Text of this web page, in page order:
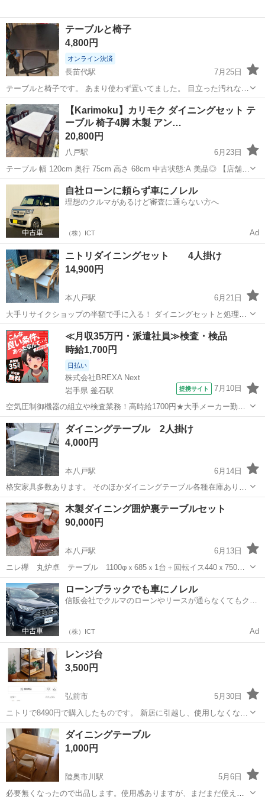
テーブルと椅子
4,800円
オンライン決済
長苗代駅
7月25日
テーブルと椅子です。 あまり使わず置いてました。 目立った汚れなど
はありません。 引き取りに来てくれる方に売ります。 何かあればコメ
ント下さい。お気軽に
青森 八戸市 ダイニングセット ありません
【Karimoku】カリモク ダイニングセット テ
ーブル 椅子4脚 木製 アン…
20,800円
八戸駅
6月23日
テーブル 幅 120cm 奥行 75cm 高さ 68cm 中古状態:A 美品◎ 【店舗引
渡の場合】 住所:〒039-1105 八戸市八幡五日町31-1 営業時間:9時〜17
時 定休日:水曜日・その他不定休もあり ※商品...
青森 八戸市 八戸駅 ダイニングセット
自社ローンに頼らず車にノレル
理想のクルマがあるけど審査に通らない方へ
（株）ICT Ad
ニトリダイニングセット 4人掛け
14,900円
本八戸駅
6月21日
大手リサイクショップの半額で手に入る！ ダイニングセットと処理代
金青森 八戸市 本八戸駅 ダイニングセット 大手
≪月収35万円・派遣社員≫検査・検品
時給1,700円
日払い
株式会社BREXA Next
岩手県 釜石駅
提携サイト 7月10日
空気圧制御機器の組立や検査業務！高時給1700円★大手メーカー勤
務！嬉しい寮費無料！ワンルーム寮完備★マイカー通勤OK＆工場敷地
内に無料駐車場あり★！《岩手県釜石市》 人気の工場のお仕事 ◇空気
圧制御機器（シリンダ、バルブ...
岩手 釜石市 釜石駅
ダイニングテーブル 2人掛け
4,000円
本八戸駅
6月14日
格安家具多数あります。 そのほかダイニングテーブル各種在庫ありま
す青森 八戸市 本八戸駅 ダイニングセット
木製ダイニング囲炉裏テーブルセット
90,000円
本八戸駅
6月13日
ニレ欅 丸炉卓 テーブル 1100φｘ685ｘ1台＋回転イス440ｘ750ｘ
450ｘ4脚 5点セット 中央に銅製の囲炉裏が特徴の木製ダイニングテ
ーブルセット。 - タイプ: ダイニングテーブルセット 囲炉裏テーブル -
素...
青森 八戸市 本八戸駅 ダイニングセット
テーブルセット
ローンブラックでも車にノレル
信販会社でクルマのローンやリースが通らなくてもクル
（株）ICT Ad
レンジ台
3,500円
弘前市
5月30日
ニトリで8490円で購入したものです。 新居に引越し、使用しなくなっ
たため出品しました。トースターは別売りとなります。
青森 弘前市 ダイニングセット
ダイニングテーブル
1,000円
陸奥市川駅
5月6日
必要無くなったので出品します。使用感ありますが、まだまだ使えま